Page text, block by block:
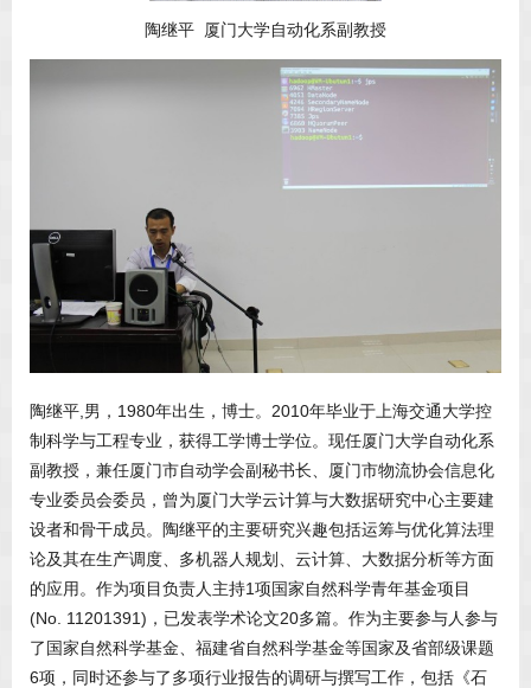
陶继平 厦门大学自动化系副教授
陶继平,男，1980年出生，博士。2010年毕业于上海交通大学控
制科学与工程专业，获得工学博士学位。现任厦门大学自动化系
副教授，兼任厦门市自动学会副秘书长、厦门市物流协会信息化
专业委员会委员，曾为厦门大学云计算与大数据研究中心主要建
设者和骨干成员。陶继平的主要研究兴趣包括运筹与优化算法理
论及其在生产调度、多机器人规划、云计算、大数据分析等方面
的应用。作为项目负责人主持1项国家自然科学青年基金项目
(No. 11201391)，已发表学术论文20多篇。作为主要参与人参与
了国家自然科学基金、福建省自然科学基金等国家及省部级课题
6项，同时还参与了多项行业报告的调研与撰写工作，包括《石